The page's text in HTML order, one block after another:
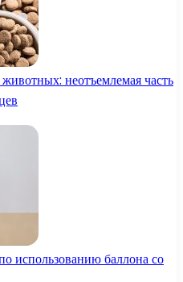
неотъемлемая часть
использованию баллона со